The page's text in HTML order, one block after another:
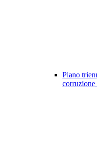
Piano
corruzione